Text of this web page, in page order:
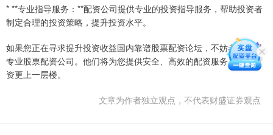
* **专业指导服务：**配资公司提供专业的投资指导服务，帮助投资者
制定合理的投资策略，提升投资水平。
如果您正在寻求提升投资收益国内靠谱股票配资论坛，不妨考虑深圳
专业股票配资公司。他们将为您提供安全、高效的配资服务，助您投
资更上一层楼。
文章为作者独立观点，不代表财盛证券观点